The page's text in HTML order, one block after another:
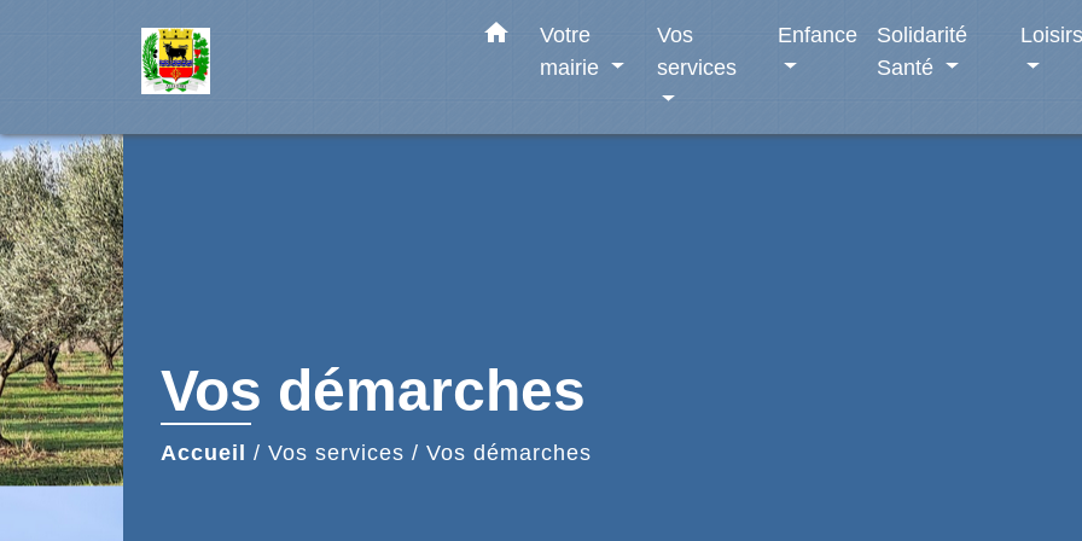
home
Votre
mairie
Vos
services
Enfance
Solidarité
Santé
Loisirs
Vos démarches
Accueil / Vos services / Vos démarches